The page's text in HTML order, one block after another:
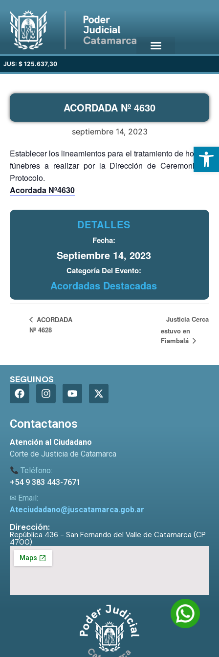
JUS: $ 125.637,30
ACORDADA Nº 4630
septiembre 14, 2023
Establecer los lineamientos para el tratamiento de honras
fúnebres a realizar por la Dirección de Ceremonial y
Protocolo.
Acordada Nº4630
DETALLES
Fecha:
Septiembre 14, 2023
Categoría Del Evento:
Acordadas Destacadas
ACORDADA
Nº 4628
Justicia Cerca
estuvo en
Fiambalá
SEGUINOS
Contactanos
Atención al Ciudadano
Corte de Justicia de Catamarca
Teléfono:
+54 9 383 443-7671
✉ Email:
Ateciudadano@juscatamarca.gob.ar
Dirección:
República 436 - San Fernando del Valle de Catamarca (CP
4700)